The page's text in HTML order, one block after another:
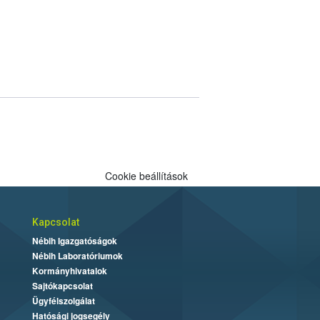
Cookie beállítások
Kapcsolat
Nébih Igazgatóságok
Nébih Laboratóriumok
Kormányhivatalok
Sajtókapcsolat
Ügyfélszolgálat
Hatósági jogsegély